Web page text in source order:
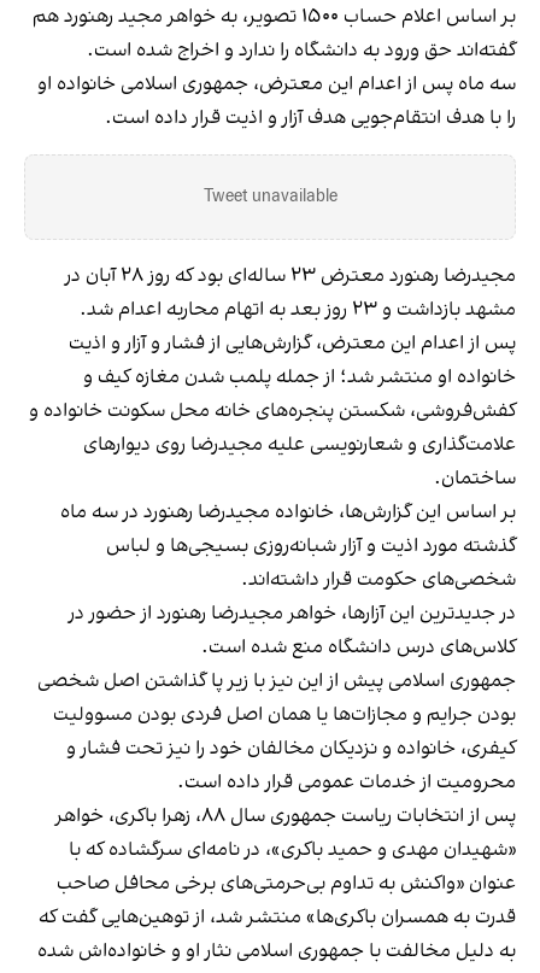
بر اساس اعلام حساب ۱۵۰۰ تصویر، به خواهر مجید رهنورد هم
گفته‌اند حق ورود به دانشگاه را ندارد و اخراج شده است.
سه ماه پس از اعدام این معترض، جمهوری اسلامی خانواده او
را با هدف انتقام‌جویی هدف آزار و اذیت قرار داده است.
Tweet unavailable
مجیدرضا رهنورد معترض ۲۳ ساله‌ای بود که روز ۲۸ آبان در
مشهد بازداشت و ۲۳ روز بعد به اتهام محاربه اعدام شد.
پس از اعدام این معترض، گزارش‌هایی از فشار و آزار و اذیت
خانواده او منتشر شد؛ از جمله پلمب شدن مغازه کیف و
کفش‌فروشی، شکستن پنجره‌های خانه محل سکونت خانواده و
علامت‌گذاری و شعارنویسی علیه مجیدرضا روی دیوارهای
ساختمان.
بر اساس این گزارش‌ها، خانواده مجیدرضا رهنورد در سه ماه
گذشته مورد اذیت و آزار شبانه‌روزی بسیجی‌ها و لباس
شخصی‌های حکومت قرار داشته‌اند.
در جدیدترین این آزارها، خواهر مجیدرضا رهنورد از حضور در
کلاس‌های درس دانشگاه منع شده است.
جمهوری اسلامی پیش از این نیز با زیر پا گذاشتن اصل شخصی
بودن جرایم و مجازات‌ها یا همان اصل فردی بودن مسوولیت
کیفری، خانواده و نزدیکان مخالفان خود را نیز تحت فشار و
محرومیت از خدمات عمومی قرار داده است.
پس از انتخابات ریاست جمهوری سال ۸۸، زهرا باکری، خواهر
«شهیدان مهدی و حمید باکری»، در نامه‌ای سرگشاده که با
عنوان «واکنش به تداوم بی‌حرمتی‌های برخی محافل صاحب
قدرت به همسران باکری‌ها» منتشر شد، از توهین‌هایی گفت که
به دلیل مخالفت با جمهوری اسلامی نثار او و خانواده‌اش شده